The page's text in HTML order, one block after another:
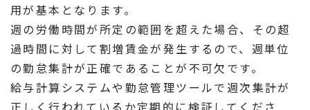
用が基本となります。
週の労働時間が所定の範囲を超えた場合、その超
過時間に対して割増賃金が発生するので、週単位
の勤怠集計が正確であることが不可欠です。
給与計算システムや勤怠管理ツールで週次集計が
正しく行われているか定期的に検証してくださ